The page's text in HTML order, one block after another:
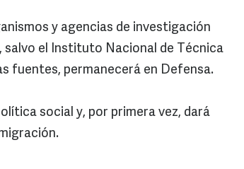
y agencias de investigación
el Instituto Nacional de Técnica
fuentes, permanecerá en Defensa.
social y, por primera vez, dará